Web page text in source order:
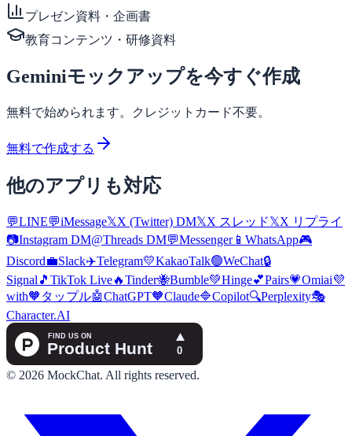
プレゼン資料・企画書
教育コンテンツ・研修資料
Geminiモックアップを今すぐ作成
無料で始められます。クレジットカード不要。
無料で作成する
他のアプリも対応
💬LINE💬iMessage𝕏X (Twitter) DM𝕏X スレッド𝕏X リプライ
📷Instagram DM@Threads DM💬Messenger📱 WhatsApp🎮
Discord💼Slack✈️Telegram💛KakaoTalk🟢WeChat🔒
Signal 🎵 TikTok Live🔥Tinder🐝Bumble💚Hinge💕Pairs💗Omiai💜
with🧡 タップル🤖ChatGPT🧡Claude🔷Copilot🔍Perplexity🎭
Character.AI
© 2026 MockChat. All rights reserved.